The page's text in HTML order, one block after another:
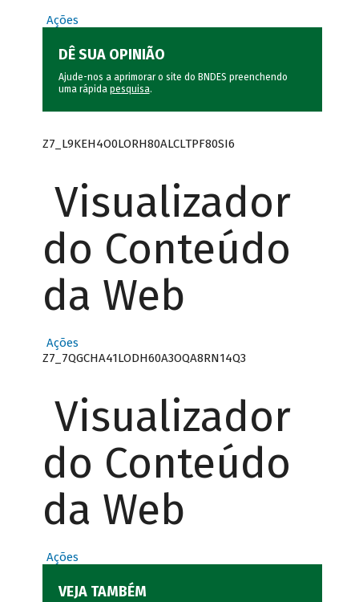
Ações
DÊ SUA OPINIÃO
Ajude-nos a aprimorar o site do BNDES preenchendo
uma rápida pesquisa.
Z7_L9KEH4O0LORH80ALCLTPF80SI6
Visualizador
do Conteúdo
da Web
Ações
Z7_7QGCHA41LODH60A3OQA8RN14Q3
Visualizador
do Conteúdo
da Web
Ações
VEJA TAMBÉM